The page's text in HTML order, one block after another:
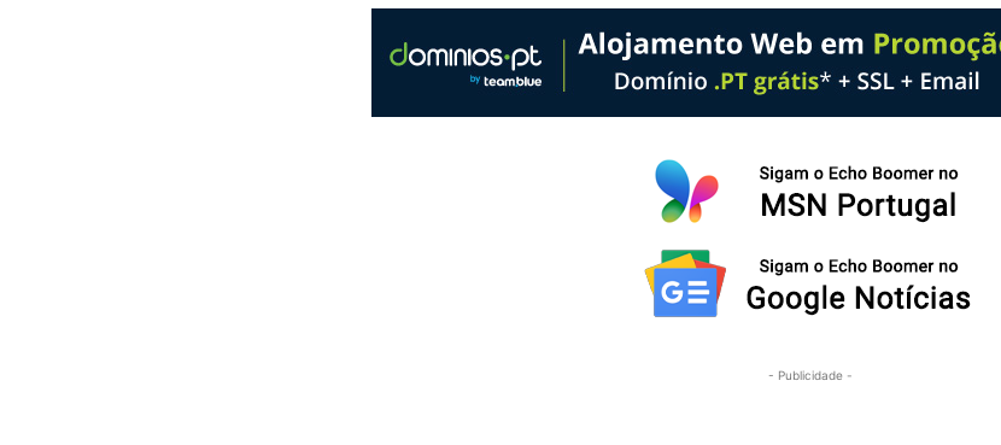
- Publicidade -